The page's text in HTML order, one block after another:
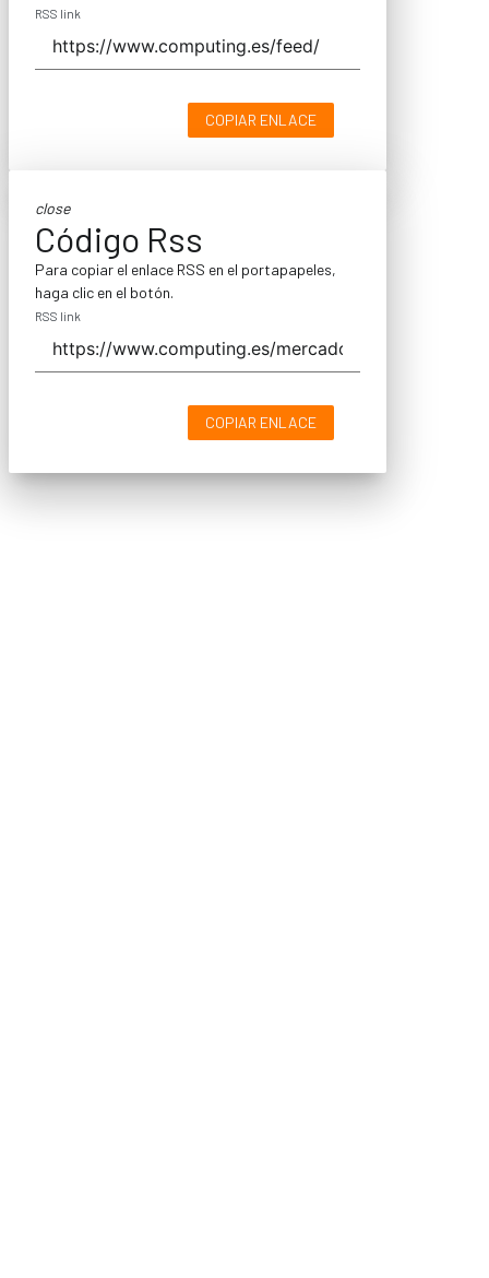
RSS link
COPIAR ENLACE
close
Código Rss
Para copiar el enlace RSS en el portapapeles,
haga clic en el botón.
RSS link
COPIAR ENLACE